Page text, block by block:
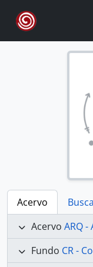
Skip to main content
Acervo
Acervo ARQ
Fundo CR -